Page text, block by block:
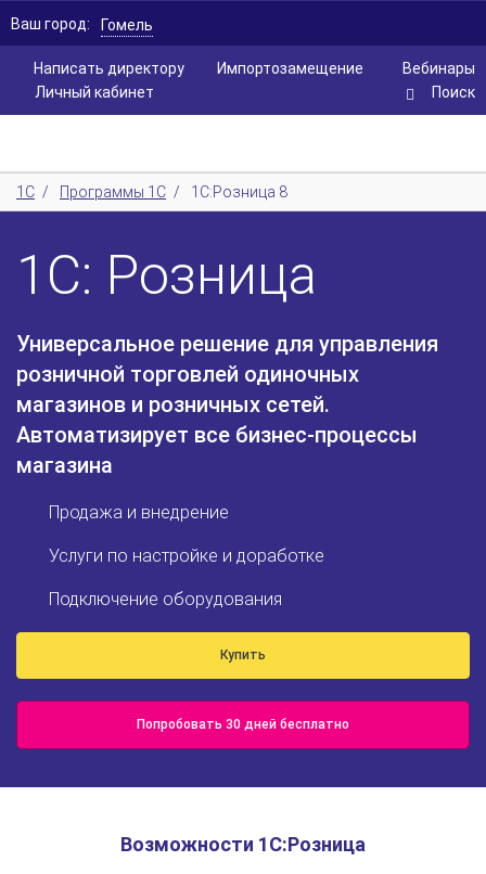
Написать директору Вебинары
Импортозамещение
Личный кабинет
Ваш город: Гомель
Поиск
1С / Программы 1С / 1С:Розница 8
1С: Розница
Универсальное решение для управления
розничной торговлей одиночных
магазинов и розничных сетей.
Автоматизирует все бизнес-процессы
магазина
Продажа и внедрение
Услуги по настройке и доработке
Подключение оборудования
Купить
Попробовать 30 дней бесплатно
Возможности 1С:Розница